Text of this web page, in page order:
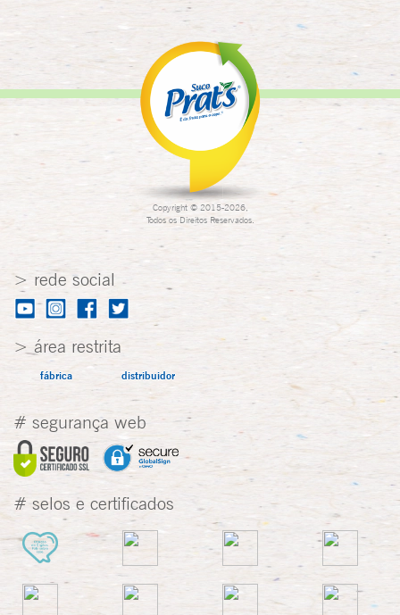
Copyright © 2015-2026,
Todos os Direitos Reservados.
> rede social
> área restrita
fábrica distribuidor
# segurança web
# selos e certificados